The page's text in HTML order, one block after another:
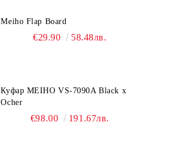
Meiho Flap Board
€29.90 58.48лв.
Куфар MEIHO VS-7090A Black x
Ocher
€98.00 191.67лв.